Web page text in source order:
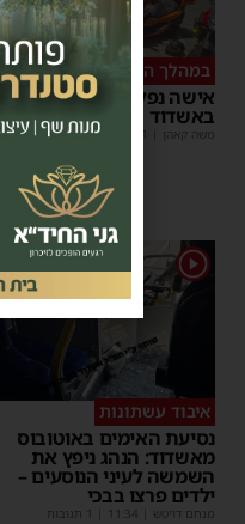
במהלך העבודה
אישה נפלה מסולם במחסן
באשדוד
משה קאהן |
17:31
איבוד עשתונות
נסיעת האימים באוטובוס
מאשדוד: הנהג ניפץ את
השמשה לעיני הנוסעים –
ילדים פרצו בבכי
מנחם דויטש |
11:34 | 1 תגובות